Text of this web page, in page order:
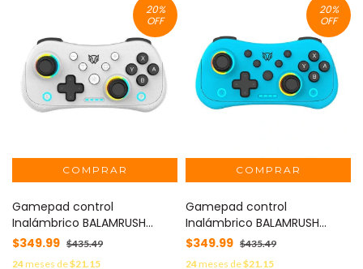
20%
OFF
Gamepad control
Inalámbrico BALAMRUSH
POCKET G555 Blanco.
Conexión Bluetooth 5.0 Dual
$349.99 $435.49
24meses de$21.15
20%
OFF
Gamepad control
Inalámbrico BALAMRUSH
POCKET G555 Azul. Conexión
Bluetooth 5.0 Dual Mode +
$349.99 $435.49
24meses de$21.15